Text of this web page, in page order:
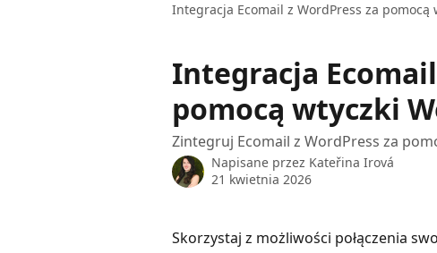
Integracja Ecomail z WordPress za pomocą
Integracja
pomocą wtyczki
Zintegruj Ecomail z WordPress za
Napisane przez Kateřina Irová
21 kwietnia 2026
Skorzystaj z możliwości połączenia